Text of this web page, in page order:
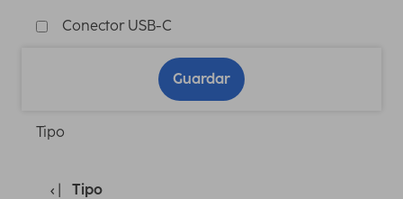
Conector USB-C
Guardar
Tipo
Tipo